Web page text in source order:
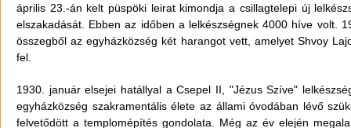
április 23.-án kelt püspöki leirat kimondja a csillagtelepi új
elszakadását. Ebben az időben a lelkészségnek 4000 híve volt.
összegből az egyházközség két harangot vett, amelyet Shvoy
fel.
1930. január elsejei hatállyal a Csepel II, "Jézus Szíve"
egyházközség szakramentális élete az állami óvodában lévő
felvetődött a templomépítés gondolata. Még az év elején